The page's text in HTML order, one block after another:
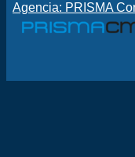
Agencia: PRISMA